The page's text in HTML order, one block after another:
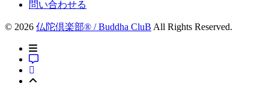
問い合わせる
© 2026 仏陀倶楽部® / Buddha CluB All Rights Reserved.